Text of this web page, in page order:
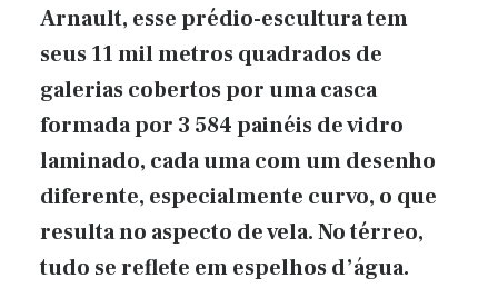
Arnault, esse prédio-escultura tem
seus 11 mil metros quadrados de
galerias cobertos por uma casca
formada por 3 584 painéis de vidro
laminado, cada uma com um desenho
diferente, especialmente curvo, o que
resulta no aspecto de vela. No térreo,
tudo se reflete em espelhos d’água.